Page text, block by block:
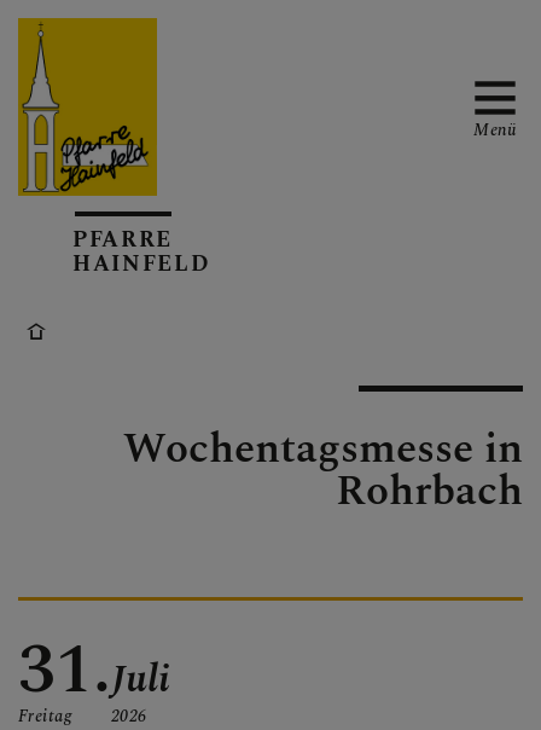
AKTUELL
GOTTESDIENSTE
PFARRKIRCHE
PFARRE
HAINFELD
Menü
Wochentagsmesse in
Rohrbach
31.
Freitag
Juli
2026